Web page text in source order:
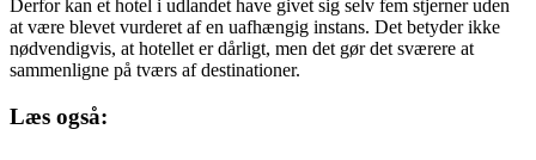
Derfor kan et hotel i udlandet have givet sig selv fem stjerner uden
at være blevet vurderet af en uafhængig instans. Det betyder ikke
nødvendigvis, at hotellet er dårligt, men det gør det sværere at
sammenligne på tværs af destinationer.
Læs også: